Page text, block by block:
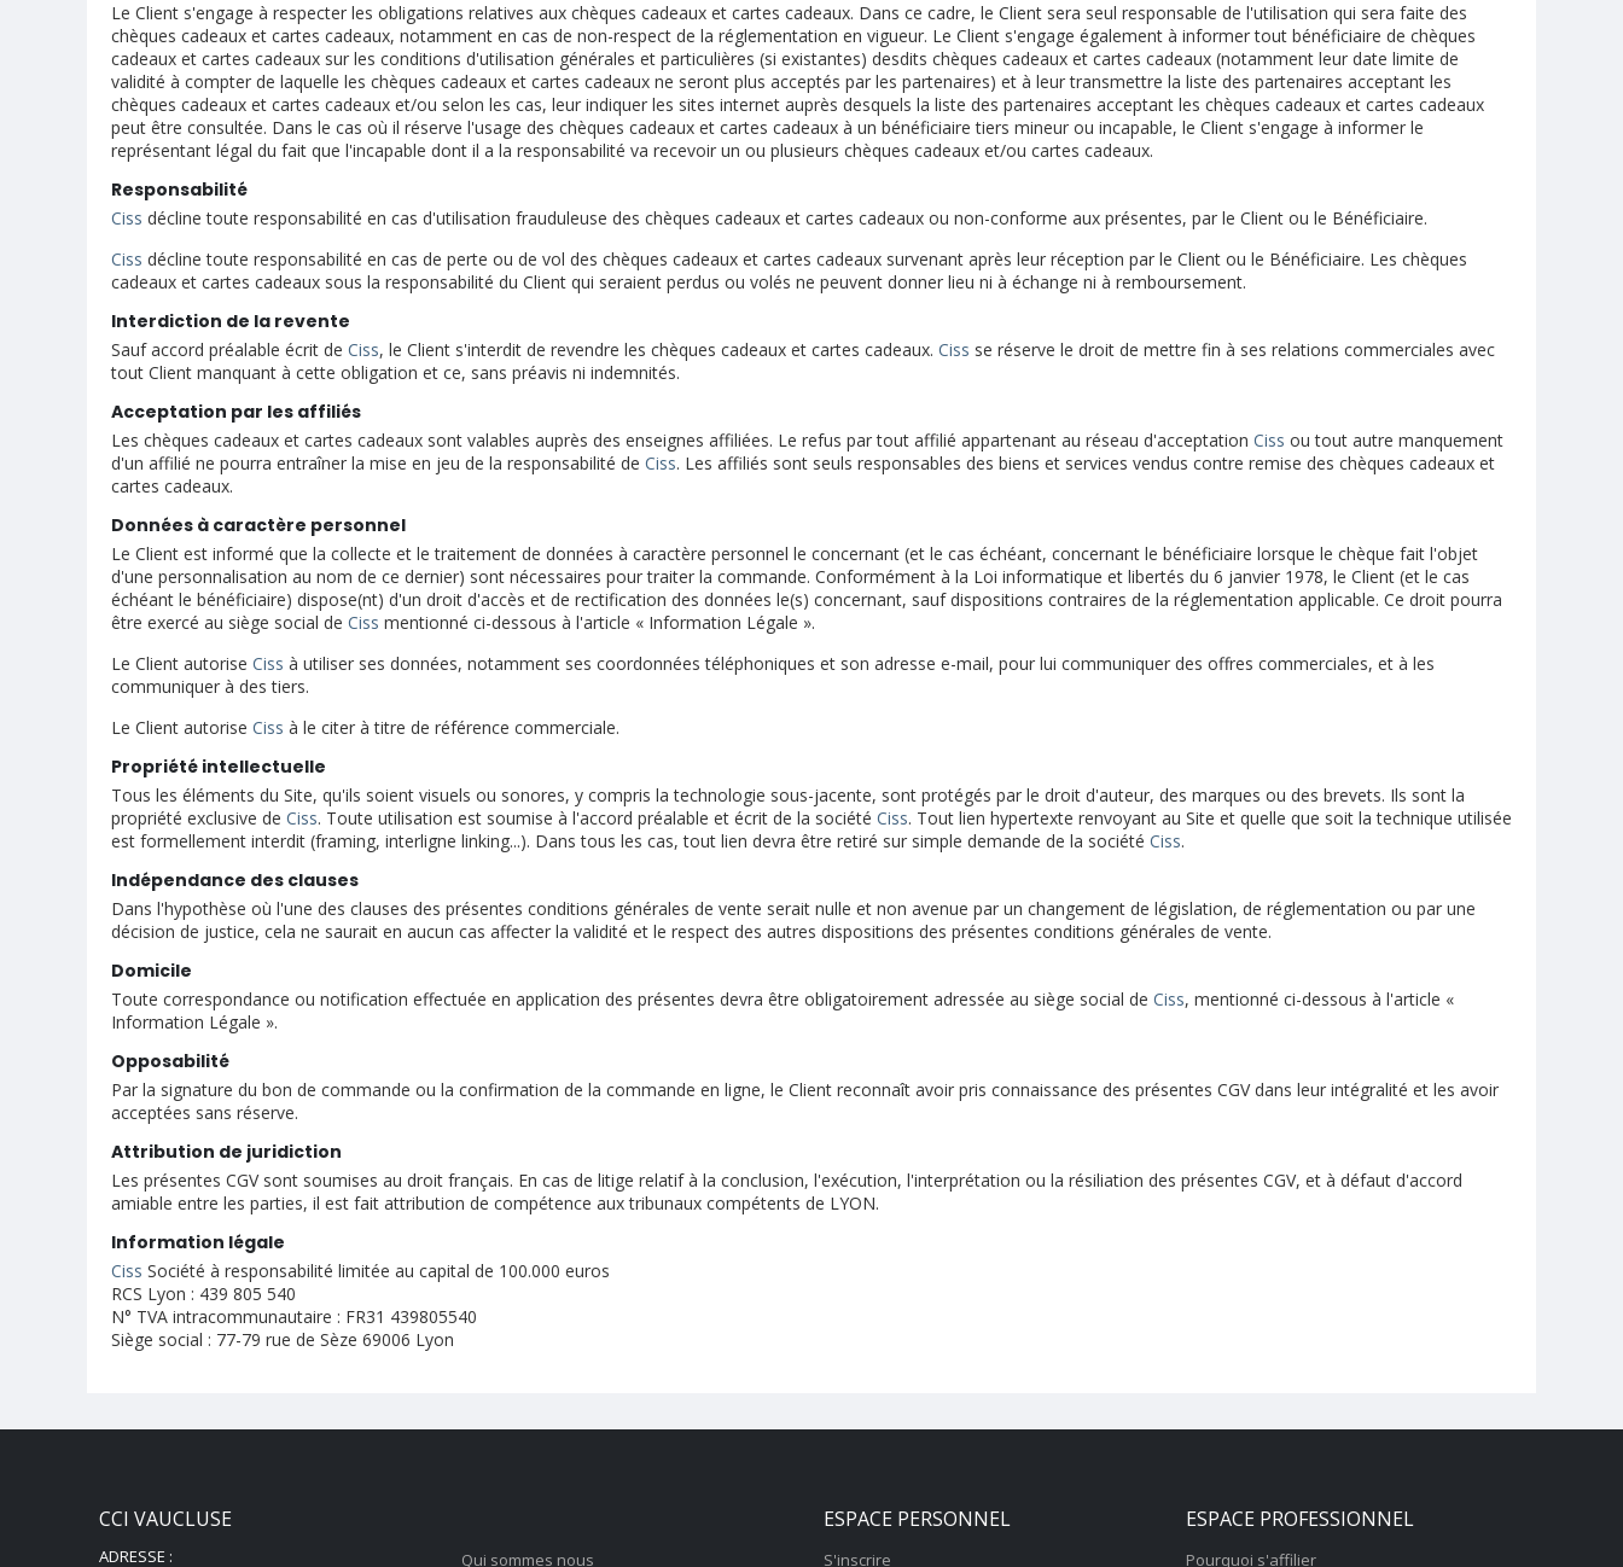
Le Client s'engage à respecter les obligations relatives aux chèques cadeaux et cartes cadeaux. Dans ce cadre, le Client sera seul responsable de l'utilisation qui sera faite des
chèques cadeaux et cartes cadeaux, notamment en cas de non-respect de la réglementation en vigueur. Le Client s'engage également à informer tout bénéficiaire de chèques
cadeaux et cartes cadeaux sur les conditions d'utilisation générales et particulières (si existantes) desdits chèques cadeaux et cartes cadeaux (notamment leur date limite de
validité à compter de laquelle les chèques cadeaux et cartes cadeaux ne seront plus acceptés par les partenaires) et à leur transmettre la liste des partenaires acceptant les
chèques cadeaux et cartes cadeaux et/ou selon les cas, leur indiquer les sites internet auprès desquels la liste des partenaires acceptant les chèques cadeaux et cartes cadeaux
peut être consultée. Dans le cas où il réserve l'usage des chèques cadeaux et cartes cadeaux à un bénéficiaire tiers mineur ou incapable, le Client s'engage à informer le
représentant légal du fait que l'incapable dont il a la responsabilité va recevoir un ou plusieurs chèques cadeaux et/ou cartes cadeaux.
Responsabilité
Ciss décline toute responsabilité en cas d'utilisation frauduleuse des chèques cadeaux et cartes cadeaux ou non-conforme aux présentes, par le Client ou le Bénéficiaire.
Ciss décline toute responsabilité en cas de perte ou de vol des chèques cadeaux et cartes cadeaux survenant après leur réception par le Client ou le Bénéficiaire. Les chèques
cadeaux et cartes cadeaux sous la responsabilité du Client qui seraient perdus ou volés ne peuvent donner lieu ni à échange ni à remboursement.
Interdiction de la revente
Sauf accord préalable écrit de Ciss, le Client s'interdit de revendre les chèques cadeaux et cartes cadeaux. Ciss se réserve le droit de mettre fin à ses relations commerciales avec
tout Client manquant à cette obligation et ce, sans préavis ni indemnités.
Acceptation par les affiliés
Les chèques cadeaux et cartes cadeaux sont valables auprès des enseignes affiliées. Le refus par tout affilié appartenant au réseau d'acceptation Ciss ou tout autre manquement
d'un affilié ne pourra entraîner la mise en jeu de la responsabilité de Ciss. Les affiliés sont seuls responsables des biens et services vendus contre remise des chèques cadeaux et
cartes cadeaux.
Données à caractère personnel
Le Client est informé que la collecte et le traitement de données à caractère personnel le concernant (et le cas échéant, concernant le bénéficiaire lorsque le chèque fait l'objet
d'une personnalisation au nom de ce dernier) sont nécessaires pour traiter la commande. Conformément à la Loi informatique et libertés du 6 janvier 1978, le Client (et le cas
échéant le bénéficiaire) dispose(nt) d'un droit d'accès et de rectification des données le(s) concernant, sauf dispositions contraires de la réglementation applicable. Ce droit pourra
être exercé au siège social de Ciss mentionné ci-dessous à l'article « Information Légale ».
Le Client autorise Ciss à utiliser ses données, notamment ses coordonnées téléphoniques et son adresse e-mail, pour lui communiquer des offres commerciales, et à les
communiquer à des tiers.
Le Client autorise Ciss à le citer à titre de référence commerciale.
Propriété intellectuelle
Tous les éléments du Site, qu'ils soient visuels ou sonores, y compris la technologie sous-jacente, sont protégés par le droit d'auteur, des marques ou des brevets. Ils sont la
propriété exclusive de Ciss. Toute utilisation est soumise à l'accord préalable et écrit de la société Ciss. Tout lien hypertexte renvoyant au Site et quelle que soit la technique utilisée
est formellement interdit (framing, interligne linking...). Dans tous les cas, tout lien devra être retiré sur simple demande de la société Ciss.
Indépendance des clauses
Dans l'hypothèse où l'une des clauses des présentes conditions générales de vente serait nulle et non avenue par un changement de législation, de réglementation ou par une
décision de justice, cela ne saurait en aucun cas affecter la validité et le respect des autres dispositions des présentes conditions générales de vente.
Domicile
Toute correspondance ou notification effectuée en application des présentes devra être obligatoirement adressée au siège social de Ciss, mentionné ci-dessous à l'article «
Information Légale ».
Opposabilité
Par la signature du bon de commande ou la confirmation de la commande en ligne, le Client reconnaît avoir pris connaissance des présentes CGV dans leur intégralité et les avoir
acceptées sans réserve.
Attribution de juridiction
Les présentes CGV sont soumises au droit français. En cas de litige relatif à la conclusion, l'exécution, l'interprétation ou la résiliation des présentes CGV, et à défaut d'accord
amiable entre les parties, il est fait attribution de compétence aux tribunaux compétents de LYON.
Information légale
Ciss Société à responsabilité limitée au capital de 100.000 euros
RCS Lyon : 439 805 540
N° TVA intracommunautaire : FR31 439805540
Siège social : 77-79 rue de Sèze 69006 Lyon
CCI VAUCLUSE
ADRESSE : Qui sommes nous
ESPACE PERSONNEL
S'inscrire
ESPACE PROFESSIONNEL
Pourquoi s'affilier